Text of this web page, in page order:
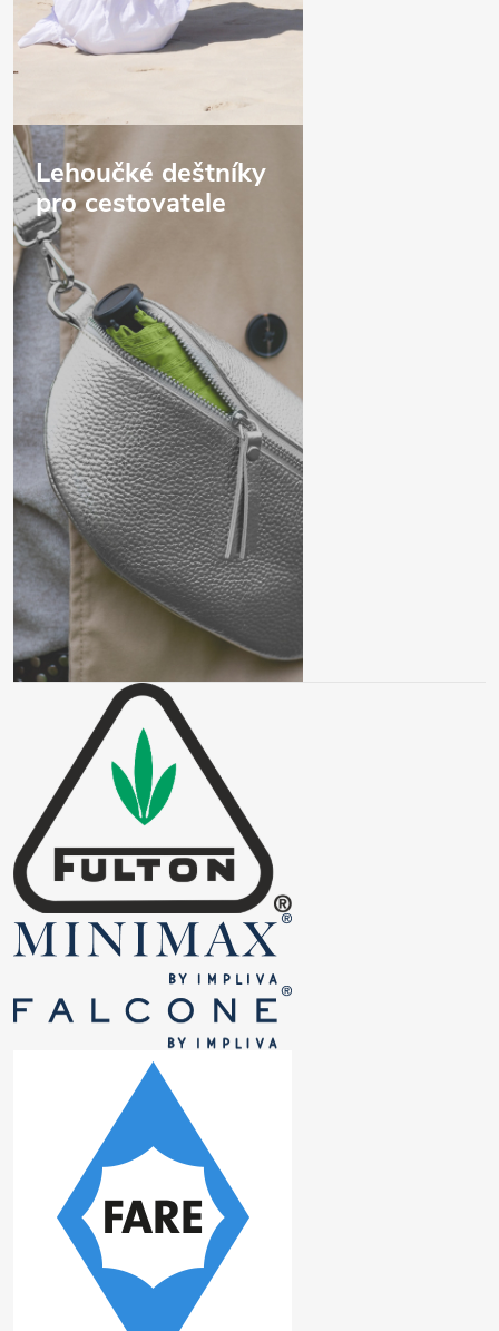
Lehoučké deštníky
pro cestovatele